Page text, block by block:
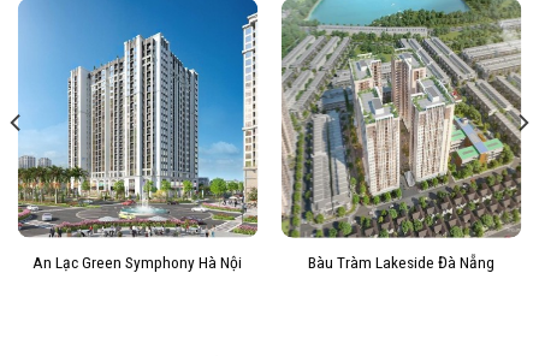
An Lạc Green Symphony Hà Nội Bàu Tràm Lakeside Đà Nẵng